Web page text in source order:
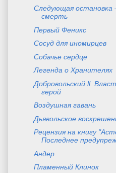
Следующая остановка
смерть
Первый Феникс
Сосуд для иномирцев
Собачье сердце
Легенда о Хранителях
Добровольский ll.
герой
Воздушная гавань
Дьявольское
Рецензия на книгу
Последнее
Андер
Пламенный Клинок